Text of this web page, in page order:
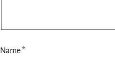
Name*